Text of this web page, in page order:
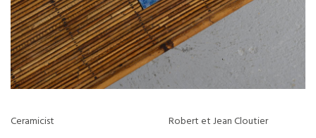
Ceramicist Robert et Jean Cloutier